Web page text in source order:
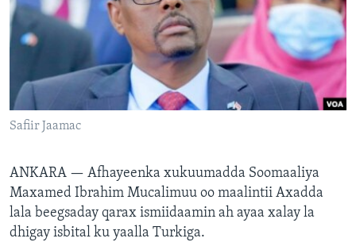
FAAQIDAADDA TODDOBAADKA
DHEXTAALKA TODDOBAADKA
Safiir Jaamac
ANKARA — Afhayeenka xukuumadda Soomaaliya
Maxamed Ibrahim Mucalimuu oo maalintii Axadda
lala beegsaday qarax ismiidaamin ah ayaa xalay la
dhigay isbital ku yaalla Turkiga.